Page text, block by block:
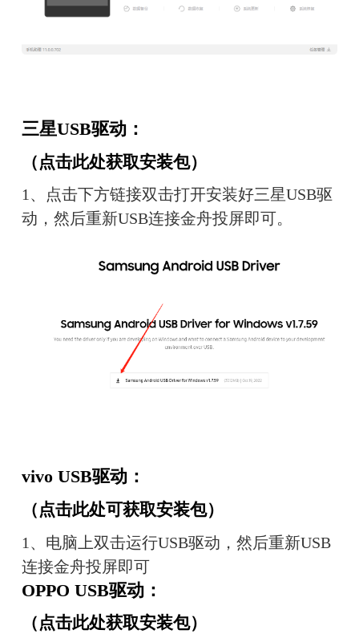
三星USB驱动：
（ 点击此处获取安装包）
1、点击下方链接双击打开安装好三星USB驱
动，然后重新USB连接金舟投屏即可。
vivo USB驱动：
（点击此处可获取安装包）
1、电脑上双击运行USB驱动，然后重新USB
连接金舟投屏即可
OPPO USB驱动：
（点击此处获取安装包）